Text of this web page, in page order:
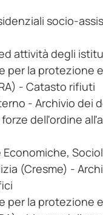
socio-
attività degli
per la protezione
- Catasto rifiuti
- Archivio dei
dell'ordine
(Cresme) -
per la protezione